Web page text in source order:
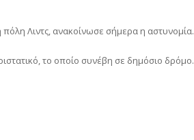
Λιντς, ανακοίνωσε σήμερα η αστυνομία.
το οποίο συνέβη σε δημόσιο δρόμο.